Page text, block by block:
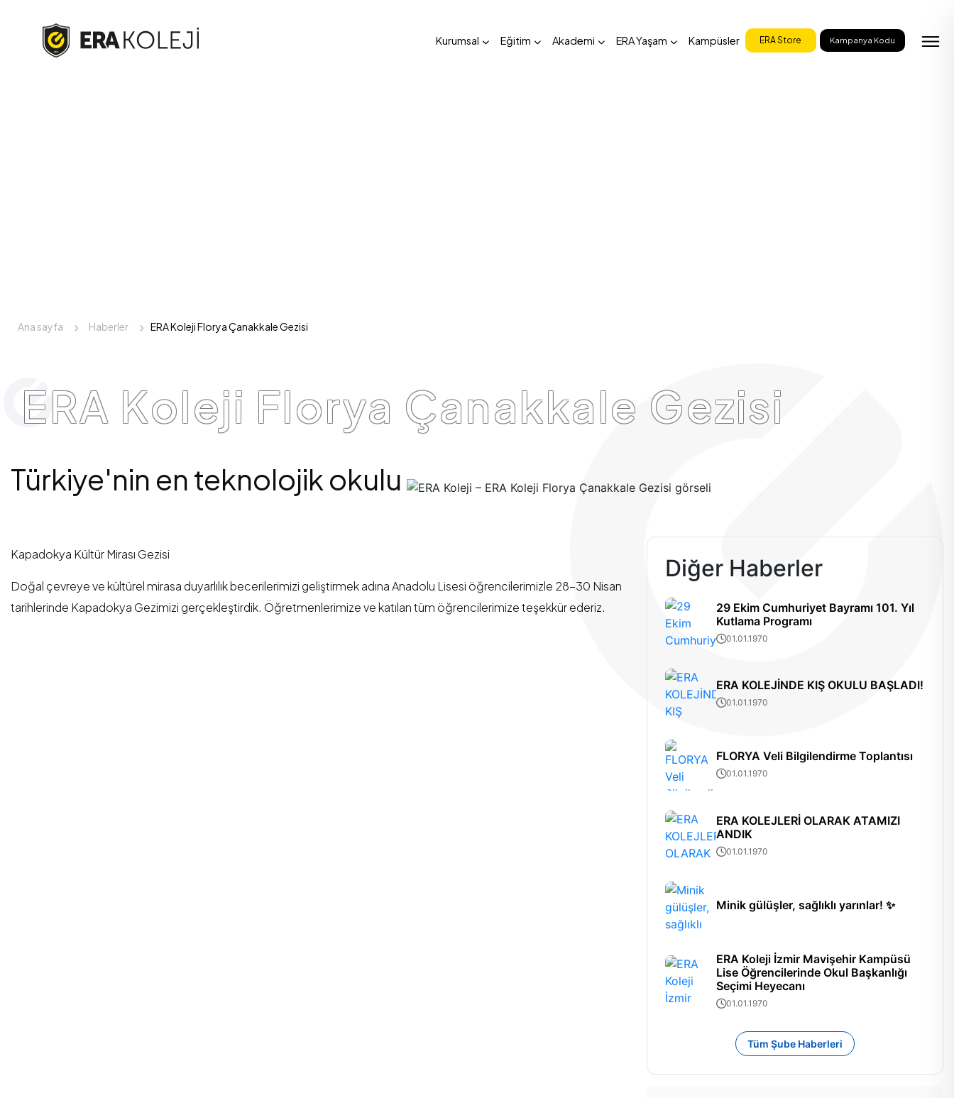
Kurumsal Eğitim Akademi ERA Yaşam Kampüsler ERA Store Kampanya Kodu
Ana sayfa Haberler ERA Koleji Florya Çanakkale Gezisi
ERA Koleji Florya Çanakkale Gezisi
Türkiye'nin en teknolojik okulu
Kapadokya Kültür Mirası Gezisi
Doğal çevreye ve kültürel mirasa duyarlılık becerilerimizi geliştirmek adına Anadolu Lisesi öğrencilerimizle 28-30 Nisan
tarihlerinde Kapadokya Gezimizi gerçekleştirdik. Öğretmenlerimize ve katılan tüm öğrencilerimize teşekkür ederiz.
Diğer Haberler
29 Ekim Cumhuriyet Bayramı 101. Yıl
Kutlama Programı
01.01.1970
ERA KOLEJİNDE KIŞ OKULU BAŞLADI!
01.01.1970
FLORYA Veli Bilgilendirme Toplantısı
01.01.1970
ERA KOLEJLERİ OLARAK ATAMIZI
ANDIK
01.01.1970
Minik gülüşler, sağlıklı yarınlar! ✨
ERA Koleji İzmir Mavişehir Kampüsü
Lise Öğrencilerinde Okul Başkanlığı
Seçimi Heyecanı
01.01.1970
Tüm Şube Haberleri